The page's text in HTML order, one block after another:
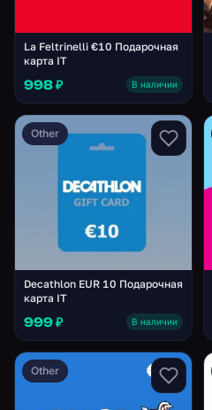
La Feltrinelli €10 Подарочная
карта IT
998 ₽ В наличии
Other
Decathlon EUR 10 Подарочная
карта IT
999 ₽ В наличии
Other